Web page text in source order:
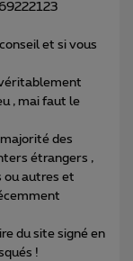
et si vous
, mai faut le
des
étrangers ,
ou autres et
du site signé en
!